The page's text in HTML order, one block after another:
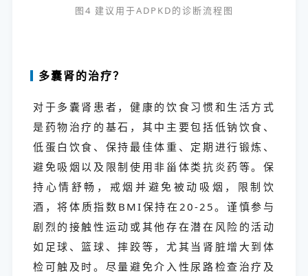
图4 建议用于ADPKD的诊断流程图
多囊肾的治疗？
对于多囊肾患者，健康的饮食习惯和生活方式
是药物治疗的基石，其中主要包括低钠饮食、
低蛋白饮食、保持最佳体重、定期进行锻炼、
避免吸烟以及限制使用非甾体类抗炎药等。保
持心情舒畅，戒烟并避免被动吸烟，限制饮
酒，将体质指数BMI保持在20-25。谨慎参与
剧烈的接触性运动或其他存在潜在风险的活动
如足球、篮球、摔跤等，尤其当肾脏增大到体
检可触及时。尽量避免介入性尿路检查治疗及